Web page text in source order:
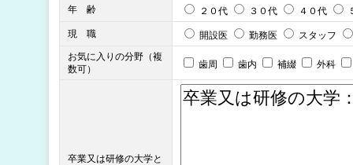
年 齢 ２０代 ３０代 ４０代
現 職 開設医 勤務医
スタッフ
お気に入りの分野（複
数可）
歯周 歯内 補綴 外科
卒業又は研修の大学と